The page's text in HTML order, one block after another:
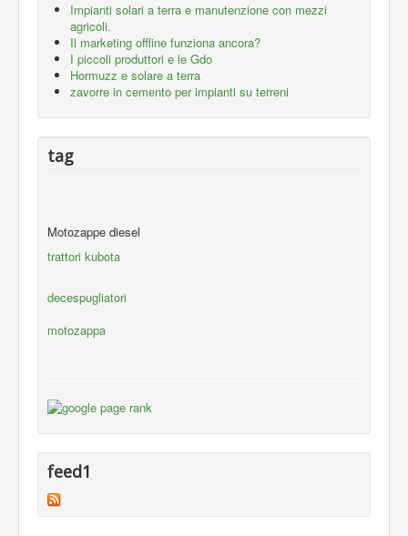
Impianti solari a terra e manutenzione con mezzi
agricoli.
Il marketing offline funziona ancora?
I piccoli produttori e le Gdo
Hormuzz e solare a terra
zavorre in cemento per impianti su terreni
tag
Motozappe diesel
trattori kubota
decespugliatori
motozappa
feed1